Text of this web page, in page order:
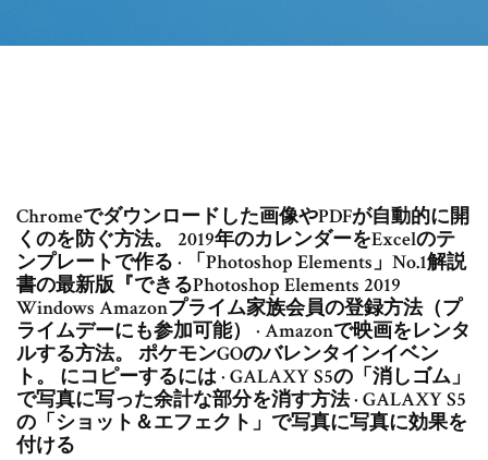
Chromeでダウンロードした画像やPDFが自動的に開
くのを防ぐ方法。 2019年のカレンダーをExcelのテ
ンプレートで作る · 「Photoshop Elements」No.1解説
書の最新版『できるPhotoshop Elements 2019
Windows Amazonプライム家族会員の登録方法（プ
ライムデーにも参加可能） · Amazonで映画をレンタ
ルする方法。 ポケモンGOのバレンタインイベン
ト。 にコピーするには · GALAXY S5の「消しゴム」
で写真に写った余計な部分を消す方法 · GALAXY S5
の「ショット＆エフェクト」で写真に写真に効果を
付ける